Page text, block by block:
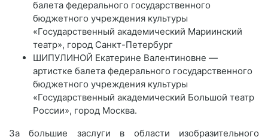
балета федерального государственного
бюджетного учреждения культуры
«Государственный академический Мариинский
театр», город Санкт-Петербург
ШИПУЛИНОЙ Екатерине Валентиновне —
артистке балета федерального государственного
бюджетного учреждения культуры
«Государственный академический Большой театр
России», город Москва.
За большие заслуги в области изобразительного